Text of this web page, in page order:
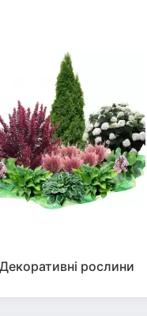
Декоративні рослини